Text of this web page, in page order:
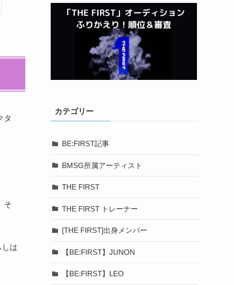
タ
、そ
は
カテゴリー
BE:FIRST記事
BMSG所属アーティスト
THE FIRST
THE FIRST トレーナー
[THE FIRST]出身メンバー
【BE:FIRST】JUNON
【BE:FIRST】LEO